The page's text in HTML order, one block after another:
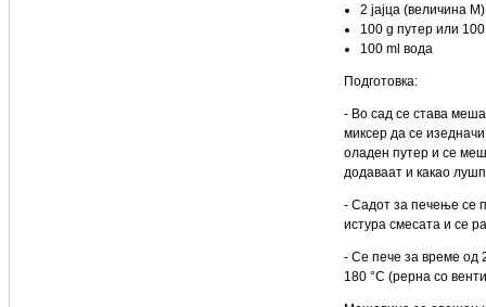
2 јајца (величина М)
100 g путер или
100 ml вода
Подготовка:
- Во сад се става
миксер да се
оладен путер и се
додаваат и какао
- Садот за печење се
истура смесата и се
- Се пече за време од
180 °C (рерна со